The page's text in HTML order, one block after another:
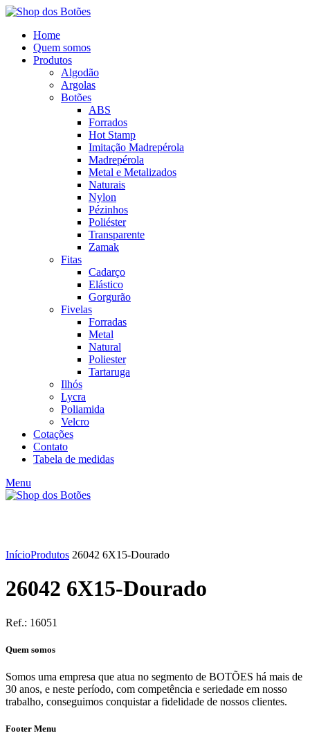
Home
Quem somos
Produtos
Algodão
Argolas
Botões
ABS
Forrados
Hot Stamp
Imitação Madrepérola
Madrepérola
Metal e Metalizados
Naturais
Nylon
Pézinhos
Poliéster
Transparente
Zamak
Fitas
Cadarço
Elástico
Gorgurão
Fivelas
Forradas
Metal
Natural
Poliester
Tartaruga
Ilhós
Lycra
Poliamida
Velcro
Cotações
Contato
Tabela de medidas
Menu
InícioProdutos 26042 6X15-Dourado
26042 6X15-Dourado
Ref.: 16051
Quem somos
Somos uma empresa que atua no segmento de BOTÕES há mais de
30 anos, e neste período, com competência e seriedade em nosso
trabalho, conseguimos conquistar a fidelidade de nossos clientes.
Footer Menu